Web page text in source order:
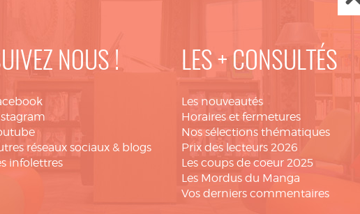
NOUS !
réseaux sociaux & blogs
infolettres
LES + CONSULTÉS
Les nouveautés
Horaires et fermetures
Nos sélections thématiques
Prix des lecteurs 2026
Les coups de coeur 2025
Les Mordus du Manga
Vos derniers commentaires